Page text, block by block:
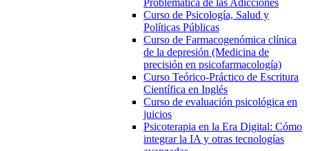
Problemática de las Adicciones
Curso de Psicología, Salud y
Políticas Públicas
Curso de Farmacogenómica clínica
de la depresión (Medicina de
precisión en psicofarmacología)
Curso Teórico-Práctico de Escritura
Científica en Inglés
Curso de evaluación psicológica en
juicios
Psicoterapia en la Era Digital: Cómo
integrar la IA y otras tecnologías